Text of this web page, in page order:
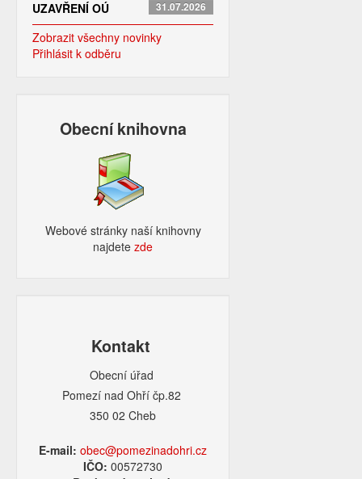
UZAVŘENÍ OÚ 31.07.2026
Zobrazit všechny novinky
Přihlásit k odběru
Obecní knihovna
Webové stránky naší knihovny
najdetezde​
Kontakt
Obecní úřad
Pomezí nad Ohří čp.82
350 02 Cheb
E-mail: obec@pomezinadohri.cz
IČO:00572730